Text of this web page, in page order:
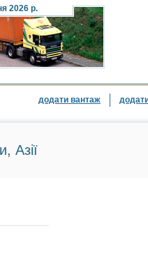
2026 р.
додати вантаж
Азії